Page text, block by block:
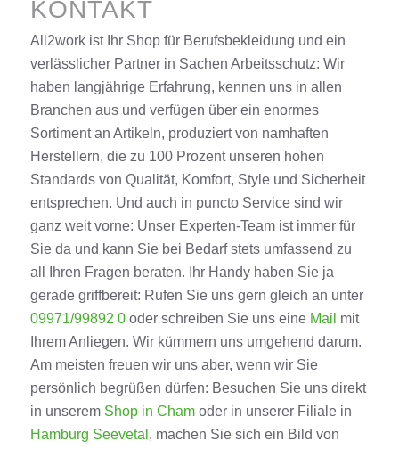
KONTAKT
All2work ist Ihr Shop für Berufsbekleidung und ein
verlässlicher Partner in Sachen Arbeitsschutz: Wir
haben langjährige Erfahrung, kennen uns in allen
Branchen aus und verfügen über ein enormes
Sortiment an Artikeln, produziert von namhaften
Herstellern, die zu 100 Prozent unseren hohen
Standards von Qualität, Komfort, Style und Sicherheit
entsprechen. Und auch in puncto Service sind wir
ganz weit vorne: Unser Experten-Team ist immer für
Sie da und kann Sie bei Bedarf stets umfassend zu
all Ihren Fragen beraten. Ihr Handy haben Sie ja
gerade griffbereit: Rufen Sie uns gern gleich an unter
09971/99892 0oder schreiben Sie uns eine Mail mit
Ihrem Anliegen. Wir kümmern uns umgehend darum.
Am meisten freuen wir uns aber, wenn wir Sie
persönlich begrüßen dürfen: Besuchen Sie uns direkt
in unserem Shop in Chamoder in unserer Filiale in
Hamburg Seevetal , machen Sie sich ein Bild von